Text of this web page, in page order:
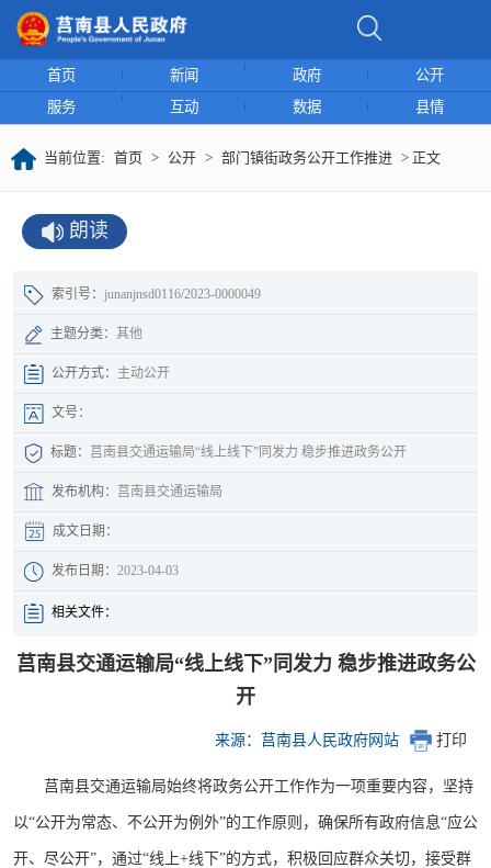
首页 新闻 政府
公开
服务
互动 数据 县情
当前位置: 首页 > 公开 > 部门镇街政务公开工作推进 > 正文
朗读
索引号： junanjnsd0116/2023-0000049
主题分类： 其他
公开方式： 主动公开
文号：
标题： 莒南县交通运输局“线上线下”同发力 稳步推进政务公开
发布机构： 莒南县交通运输局
成文日期：
发布日期： 2023-04-03
相关文件：
莒南县交通运输局“线上线下”同发力 稳步推进政务公
开
来源：莒南县人民政府网站 打印
莒南县交通运输局始终将政务公开工作作为一项重要内容，坚持
以“公开为常态、不公开为例外”的工作原则，确保所有政府信息“应公
开、尽公开”，通过“线上+线下”的方式，积极回应群众关切，接受群